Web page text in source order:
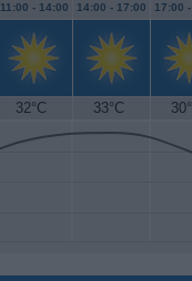
11:00 - 14:00 14:00 - 17:00 17:00
32°C 33°C